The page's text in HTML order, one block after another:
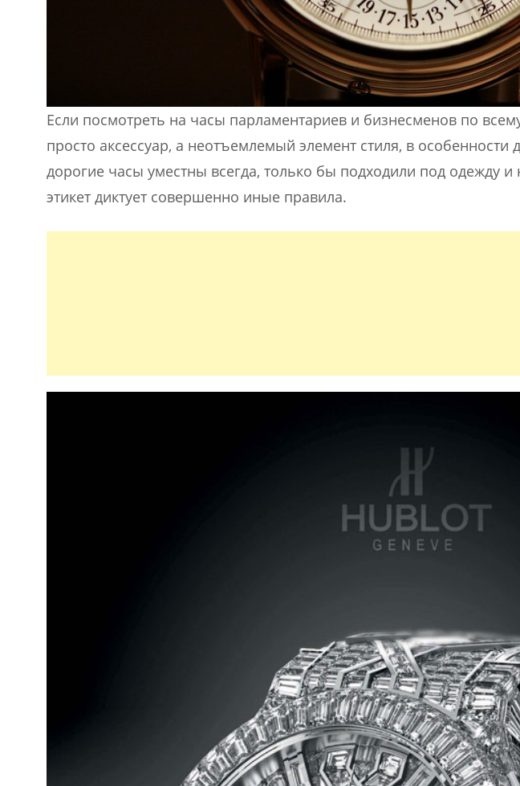
Если посмотреть на часы парламентариев и бизнесменов по
просто аксессуар, а неотъемлемый элемент стиля, в
дорогие часы уместны всегда, только бы подходили под одежду
этикет диктует совершенно иные правила.